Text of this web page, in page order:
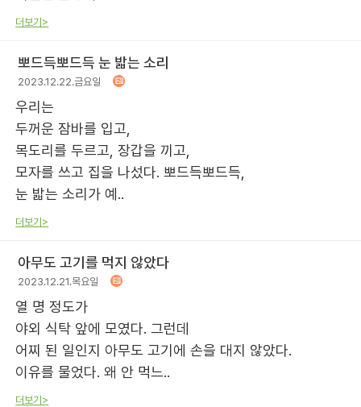
더보기>
뽀드득뽀드득 눈 밟는 소리
2023.12.22.금요일
우리는
두꺼운 잠바를 입고,
목도리를 두르고, 장갑을 끼고,
모자를 쓰고 집을 나섰다. 뽀드득뽀드득,
눈 밟는 소리가 예..
더보기>
아무도 고기를 먹지 않았다
2023.12.21.목요일
열 명 정도가
야외 식탁 앞에 모였다. 그런데
어찌 된 일인지 아무도 고기에 손을 대지 않았다.
이유를 물었다. 왜 안 먹느..
더보기>